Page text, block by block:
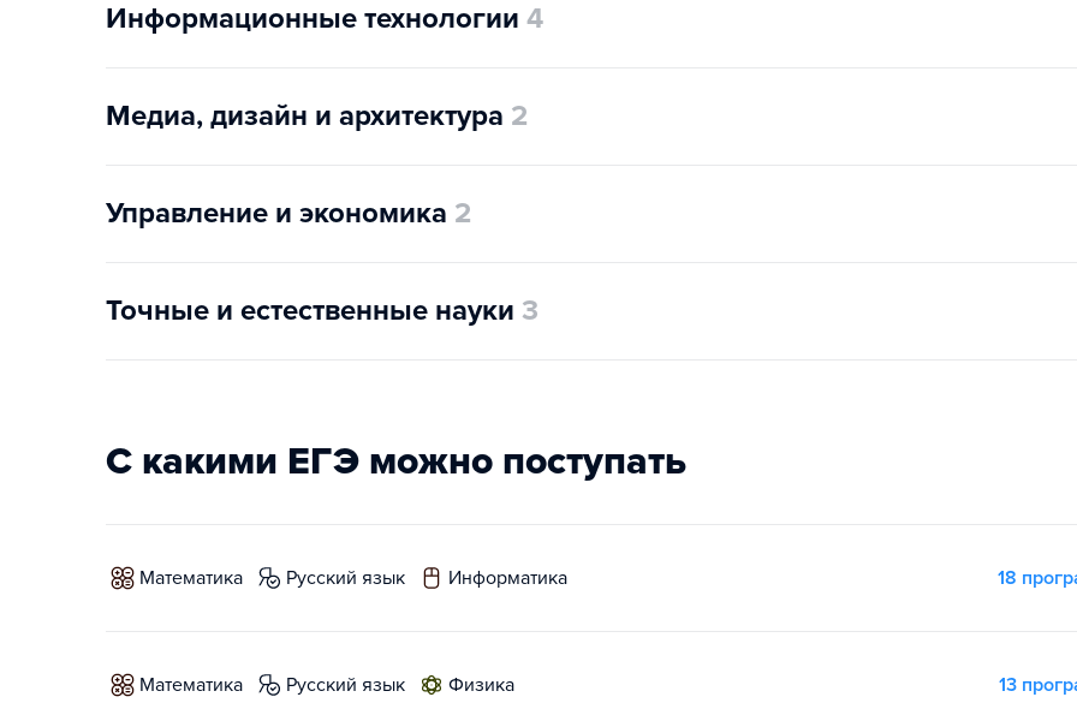
Информационные технологии 4
Медиа, дизайн и архитектура 2
Управление и экономика 2
Точные и естественные науки 3
С какими ЕГЭ можно поступать
математика русский язык информатика 18
математика русский язык физика 13